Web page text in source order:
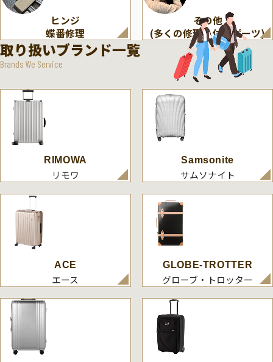
ヒンジ
蝶番修理
その他
(多くの修理・付属パーツ)
取り扱いブランド一覧
Brands We Service
RIMOWA
リモワ
Samsonite
サムソナイト
ACE
エース
GLOBE-TROTTER
グローブ・トロッター